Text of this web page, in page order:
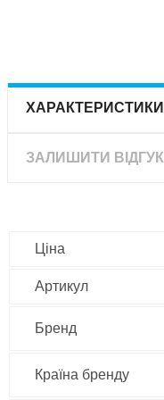
ХАРАКТЕРИСТИКИ
ЗАЛИШИТИ ВІДГУК
Ціна
Артикул
Бренд
Країна бренду